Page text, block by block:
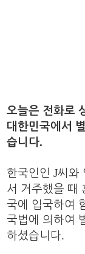
오늘은 전화로
대한민국에서
습니다.
한국인인J씨와
서 거주했을 때
국에 입국하여
국법에 의하여
하셨습니다.